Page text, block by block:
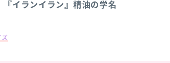
『イランイラン』精油の学名
ズ